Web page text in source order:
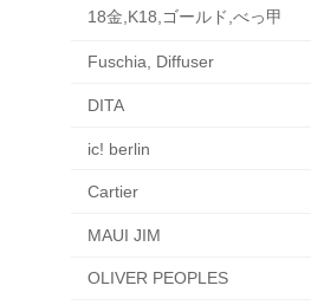
18金,K18,ゴールド,べっ甲
Fuschia, Diffuser
DITA
ic! berlin
Cartier
MAUI JIM
OLIVER PEOPLES